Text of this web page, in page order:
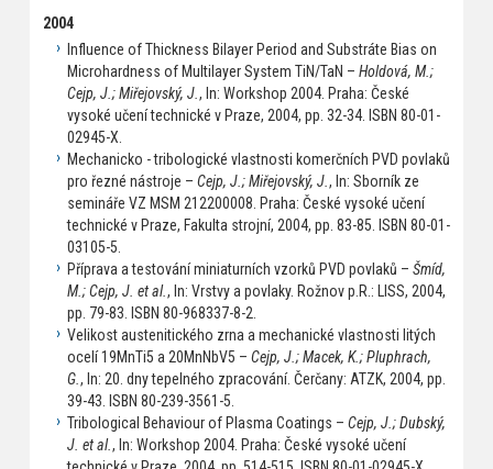
2004
Influence of Thickness Bilayer Period and Substráte Bias on
Microhardness of Multilayer System TiN/TaN – Holdová, M.;
Cejp, J.; Miřejovský, J., In: Workshop 2004. Praha: České
vysoké učení technické v Praze, 2004, pp. 32-34. ISBN 80-01-
02945-X.
Mechanicko - tribologické vlastnosti komerčních PVD povlaků
pro řezné nástroje – Cejp, J.; Miřejovský, J., In: Sborník ze
semináře VZ MSM 212200008. Praha: České vysoké učení
technické v Praze, Fakulta strojní, 2004, pp. 83-85. ISBN 80-01-
03105-5.
Příprava a testování miniaturních vzorků PVD povlaků – Šmíd,
M.; Cejp, J. et al., In: Vrstvy a povlaky. Rožnov p.R.: LISS, 2004,
pp. 79-83. ISBN 80-968337-8-2.
Velikost austenitického zrna a mechanické vlastnosti litých
ocelí 19MnTi5 a 20MnNbV5 – Cejp, J.; Macek, K.; Pluphrach,
G., In: 20. dny tepelného zpracování. Čerčany: ATZK, 2004, pp.
39-43. ISBN 80-239-3561-5.
Tribological Behaviour of Plasma Coatings – Cejp, J.; Dubský,
J. et al., In: Workshop 2004. Praha: České vysoké učení